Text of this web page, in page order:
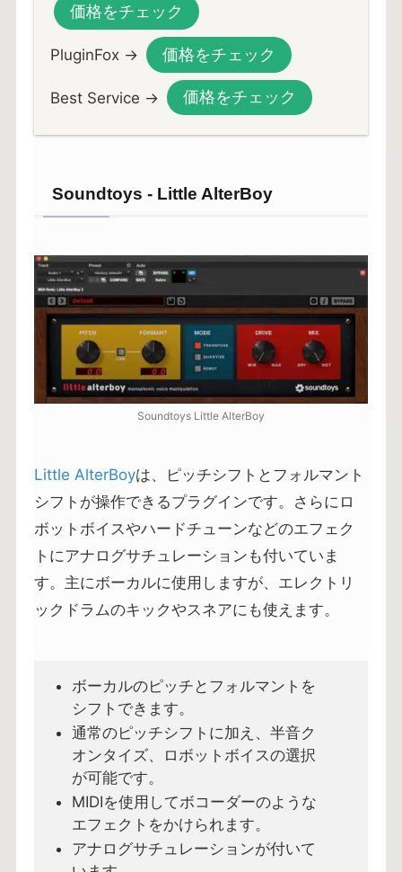
価格をチェック
PluginFox → 価格をチェック
Best Service → 価格をチェック
Soundtoys - Little AlterBoy
Soundtoys Little AlterBoy
Little AlterBoyは、ピッチシフトとフォルマント
シフトが操作できるプラグインです。さらにロ
ボットボイスやハードチューンなどのエフェク
トにアナログサチュレーションも付いていま
す。主にボーカルに使用しますが、エレクトリ
ックドラムのキックやスネアにも使えます。
ボーカルのピッチとフォルマントを
シフトできます。
通常のピッチシフトに加え、半音ク
オンタイズ、ロボットボイスの選択
が可能です。
MIDIを使用してボコーダーのような
エフェクトをかけられます。
アナログサチュレーションが付いて